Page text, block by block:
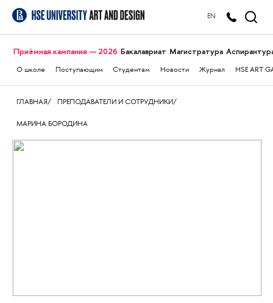
EN
Приёмная кампания — 2026 Бакалавриат Магистратура
О школе Поступающим Студентам Новости Журнал HSE ART
ГЛАВНАЯ ПРЕПОДАВАТЕЛИ И СОТРУДНИКИ
МАРИНА БОРОДИНА